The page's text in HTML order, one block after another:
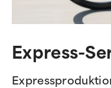
Express-